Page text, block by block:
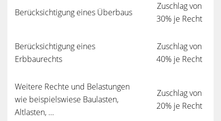
Berücksichtigung eines Überbaus
Zuschlag von
30% je Recht
Berücksichtigung eines
Erbbaurechts
Zuschlag von
40% je Recht
Weitere Rechte und Belastungen
wie beispielswiese Baulasten,
Altlasten, …
Zuschlag von
20% je Recht